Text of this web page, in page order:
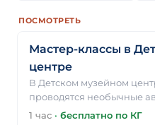
ПОСМОТРЕТЬ
Мастер-классы в
центре
В Детском музейном
проводятся необычные
1 час · бесплатно по КГ